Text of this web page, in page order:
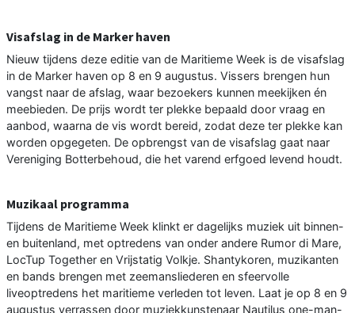
Visafslag in de Marker haven
Nieuw tijdens deze editie van de Maritieme Week is de visafslag
in de Marker haven op 8 en 9 augustus. Vissers brengen hun
vangst naar de afslag, waar bezoekers kunnen meekijken én
meebieden. De prijs wordt ter plekke bepaald door vraag en
aanbod, waarna de vis wordt bereid, zodat deze ter plekke kan
worden opgegeten. De opbrengst van de visafslag gaat naar
Vereniging Botterbehoud, die het varend erfgoed levend houdt.
Muzikaal programma
Tijdens de Maritieme Week klinkt er dagelijks muziek uit binnen-
en buitenland, met optredens van onder andere Rumor di Mare,
LocTup Together en Vrijstatig Volkje. Shantykoren, muzikanten
en bands brengen met zeemansliederen en sfeervolle
liveoptredens het maritieme verleden tot leven. Laat je op 8 en 9
augustus verrassen door muziekkunstenaar Nautilus one-man-